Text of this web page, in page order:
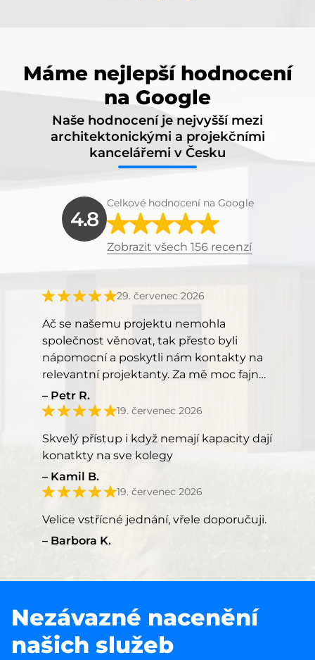
Máme nejlepší hodnocení
na Google
Naše hodnocení je nejvyšší mezi
architektonickými a projekčními
kancelářemi v Česku
4.8
Celkové hodnocení na Google
Zobrazit všech 156 recenzí
29. červenec 2026
Ač se našemu projektu nemohla
společnost věnovat, tak přesto byli
nápomocní a poskytli nám kontakty na
relevantní projektanty. Za mě moc fajn
přístup, kéž by takový přístup měli
všichni.
Petr R.
19. červenec 2026
Skvelý přístup i když nemají kapacity dají
konatkty na sve kolegy
Kamil B.
19. červenec 2026
Velice vstřícné jednání, vřele doporučuji.
Barbora K.
Nezávazné nacenění
našich služeb